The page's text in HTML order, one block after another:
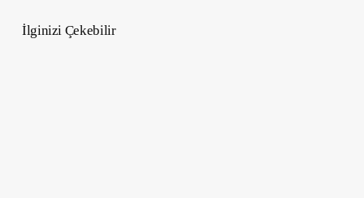
İlginizi Çekebilir